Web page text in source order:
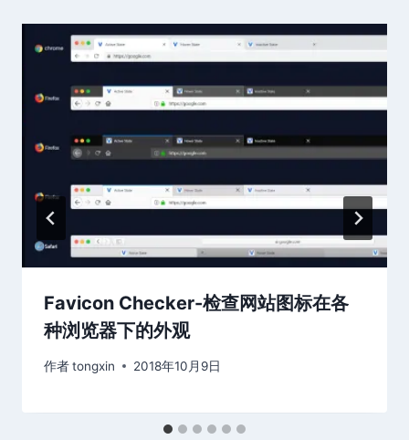
Favicon Checker-检查网站图标在各
种浏览器下的外观
作者tongxin 2018年10月9日